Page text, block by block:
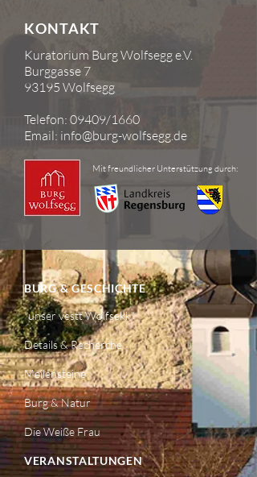
KONTAKT
Kuratorium Burg Wolfsegg e.V.
Burggasse 7
93195 Wolfsegg
Telefon: 09409/1660
Email: info@burg-wolfsegg.de
Mit freundlicher Unterstützung durch:
BURG & GESCHICHTE
"unser vestt Wolfsekk"
Details & Recherche
Meilensteine
Burg & Natur
Die Weiße Frau
VERANSTALTUNGEN